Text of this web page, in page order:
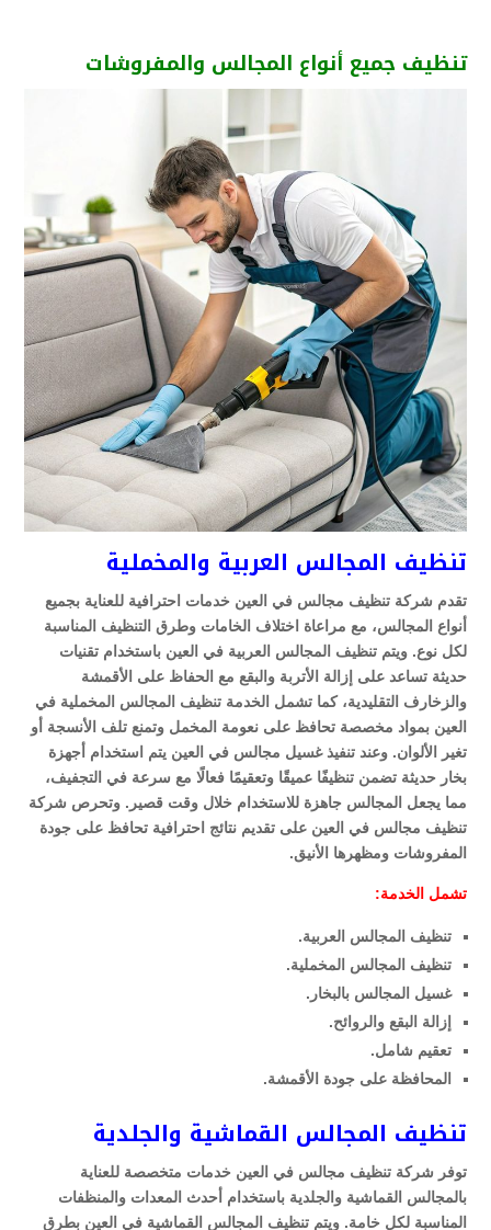
تنظيف جميع أنواع المجالس والمفروشات
تنظيف المجالس العربية والمخملية
تقدم شركة تنظيف مجالس في العين خدمات احترافية للعناية بجميع
أنواع المجالس، مع مراعاة اختلاف الخامات وطرق التنظيف المناسبة
لكل نوع. ويتم تنظيف المجالس العربية في العين باستخدام تقنيات
حديثة تساعد على إزالة الأتربة والبقع مع الحفاظ على الأقمشة
والزخارف التقليدية، كما تشمل الخدمة تنظيف المجالس المخملية في
العين بمواد مخصصة تحافظ على نعومة المخمل وتمنع تلف الأنسجة أو
تغير الألوان. وعند تنفيذ غسيل مجالس في العين يتم استخدام أجهزة
بخار حديثة تضمن تنظيفًا عميقًا وتعقيمًا فعالًا مع سرعة في التجفيف،
مما يجعل المجالس جاهزة للاستخدام خلال وقت قصير. وتحرص شركة
تنظيف مجالس في العين على تقديم نتائج احترافية تحافظ على جودة
المفروشات ومظهرها الأنيق.
تشمل الخدمة:
تنظيف المجالس العربية.
تنظيف المجالس المخملية.
غسيل المجالس بالبخار.
إزالة البقع والروائح.
تعقيم شامل.
المحافظة على جودة الأقمشة.
تنظيف المجالس القماشية والجلدية
توفر شركة تنظيف مجالس في العين خدمات متخصصة للعناية
بالمجالس القماشية والجلدية باستخدام أحدث المعدات والمنظفات
المناسبة لكل خامة. ويتم تنظيف المجالس القماشية في العين بطرق